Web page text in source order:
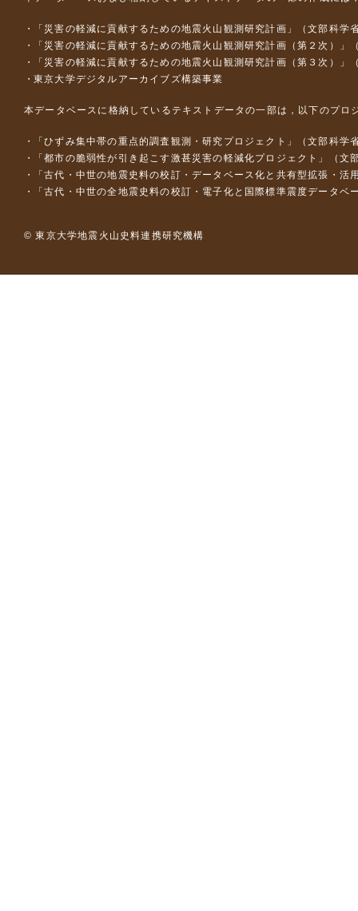
「災害の軽減に貢献するための地震火山観測研究計画」（文部科学
「災害の軽減に貢献するための地震火山観測研究計画（第２次）」
「災害の軽減に貢献するための地震火山観測研究計画（第３次）」
東京大学デジタルアーカイブズ構築事業
本データベースに格納しているテキストデータの一部は，以下のプロ
「ひずみ集中帯の重点的調査観測・研究プロジェクト」（文部科
「都市の脆弱性が引き起こす激甚災害の軽減化プロジェクト」（
「古代・中世の地震史料の校訂・データベース化と共有型拡張・
「古代・中世の全地震史料の校訂・電子化と国際標準震度データ
© 東京大学地震火山史料連携研究機構